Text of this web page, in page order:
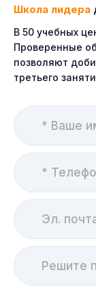
Школа лидера
В 50 учебных
Проверенные
позволяют
третьего